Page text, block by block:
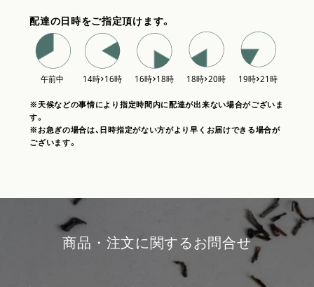
配達の日時をご指定頂けます。
※天候などの事情により指定時間内に配達が出来ない場合がございま
す。
※お急ぎの場合は、日時指定がない方がより早くお届けできる場合が
ございます。
商品・注文に関するお問合せ